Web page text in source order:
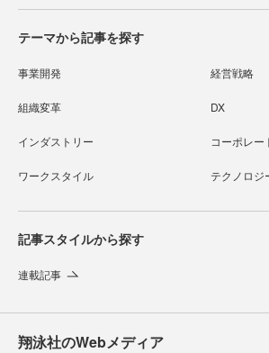
テーマから記事を探す
事業開発 経営戦略
組織変革 DX
インダストリー コーポレー
ワークスタイル テクノロジ
記事スタイルから探す
連載記事
翔泳社のWebメディア